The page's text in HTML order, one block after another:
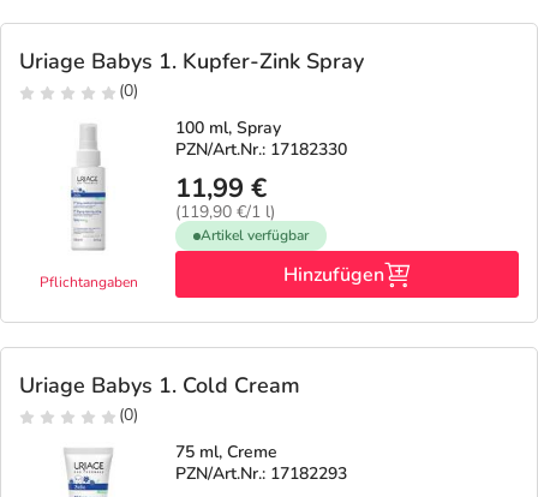
Uriage Babys 1. Kupfer-Zink Spray
(0)
Pflichtangaben
100 ml, Spray
PZN/Art.Nr.: 17182330
11,99 €
(119,90 €/1 l)
Artikel verfügbar
Hinzufügen
Uriage Babys 1. Cold Cream
(0)
75 ml, Creme
PZN/Art.Nr.: 17182293